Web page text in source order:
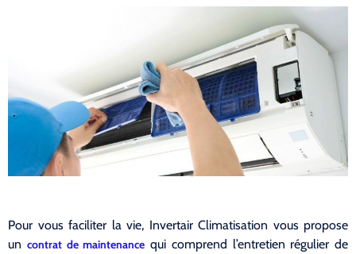
Pour vous faciliter la vie, Invertair Climatisation vous propose
un contrat de maintenance qui comprend l’entretien régulier de